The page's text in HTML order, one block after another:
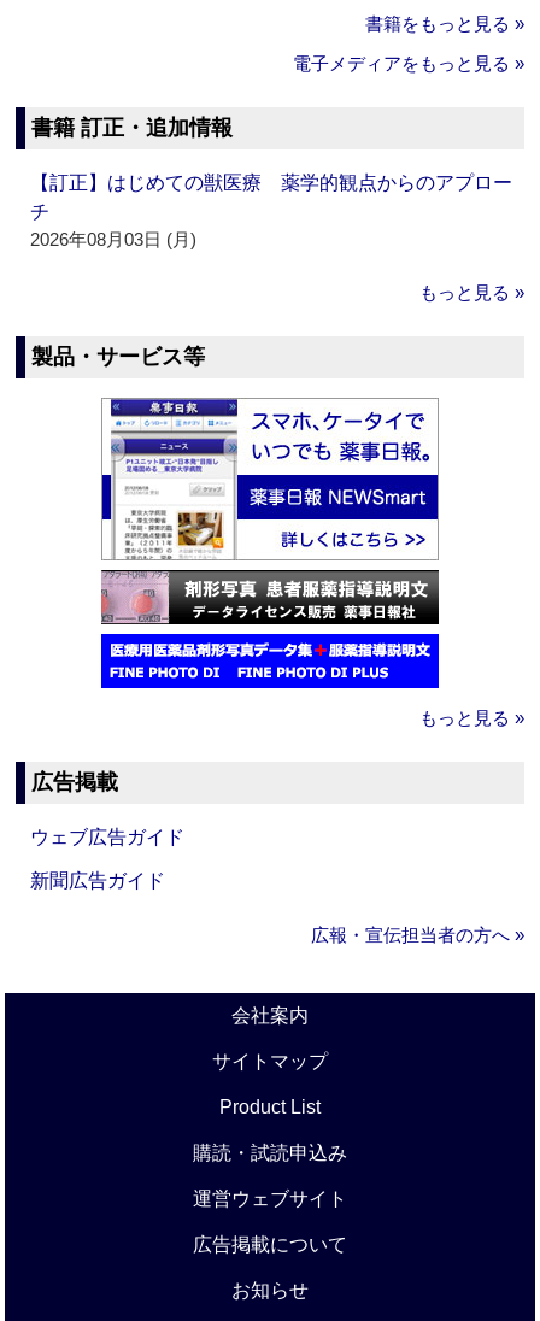
書籍をもっと見る »
電子メディアをもっと見る »
書籍 訂正・追加情報
【訂正】はじめての獣医療 薬学的観点からのアプロー
チ
2026年08月03日 (月)
もっと見る »
製品・サービス等
もっと見る »
広告掲載
ウェブ広告ガイド
新聞広告ガイド
広報・宣伝担当者の方へ »
会社案内
サイトマップ
Product List
購読・試読申込み
運営ウェブサイト
広告掲載について
お知らせ